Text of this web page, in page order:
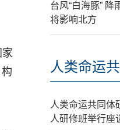
台风“白海豚”
将影响北方
人类命运
人类命运共同体
人研修班举行座